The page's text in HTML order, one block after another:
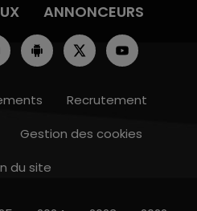
14h00 - 15h00
ANNONCEURS
Recrutement
Gestion des cookies
du site